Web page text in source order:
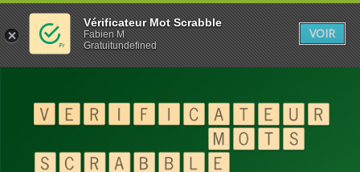
Vérificateur Mot Scrabble
Fabien M
Gratuitundefined
VOIR